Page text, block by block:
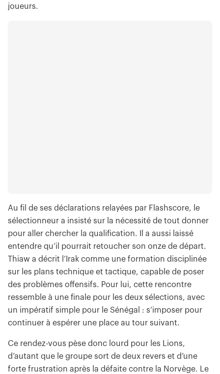
joueurs.
Au fil de ses déclarations relayées par Flashscore, le
sélectionneur a insisté sur la nécessité de tout donner
pour aller chercher la qualification. Il a aussi laissé
entendre qu’il pourrait retoucher son onze de départ.
Thiaw a décrit l’Irak comme une formation disciplinée
sur les plans technique et tactique, capable de poser
des problèmes offensifs. Pour lui, cette rencontre
ressemble à une finale pour les deux sélections, avec
un impératif simple pour le Sénégal : s’imposer pour
continuer à espérer une place au tour suivant.
Ce rendez-vous pèse donc lourd pour les Lions,
d’autant que le groupe sort de deux revers et d’une
forte frustration après la défaite contre la Norvège. Le